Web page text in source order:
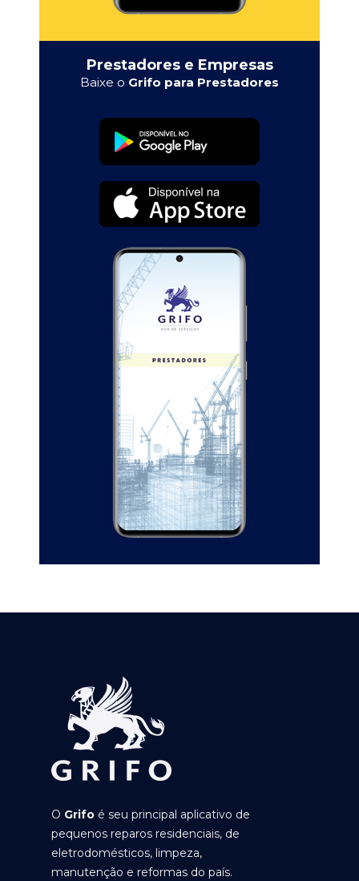
Prestadores e Empresas
Baixe o Grifo para Prestadores
O Grifo é seu principal aplicativo de
pequenos reparos residenciais, de
eletrodomésticos, limpeza,
manutenção e reformas do país.